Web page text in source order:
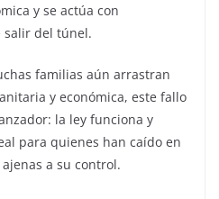
y se actúa con
salir del túnel.
familias aún arrastran
y económica, este fallo
la ley funciona y
para quienes han caído en
a su control.